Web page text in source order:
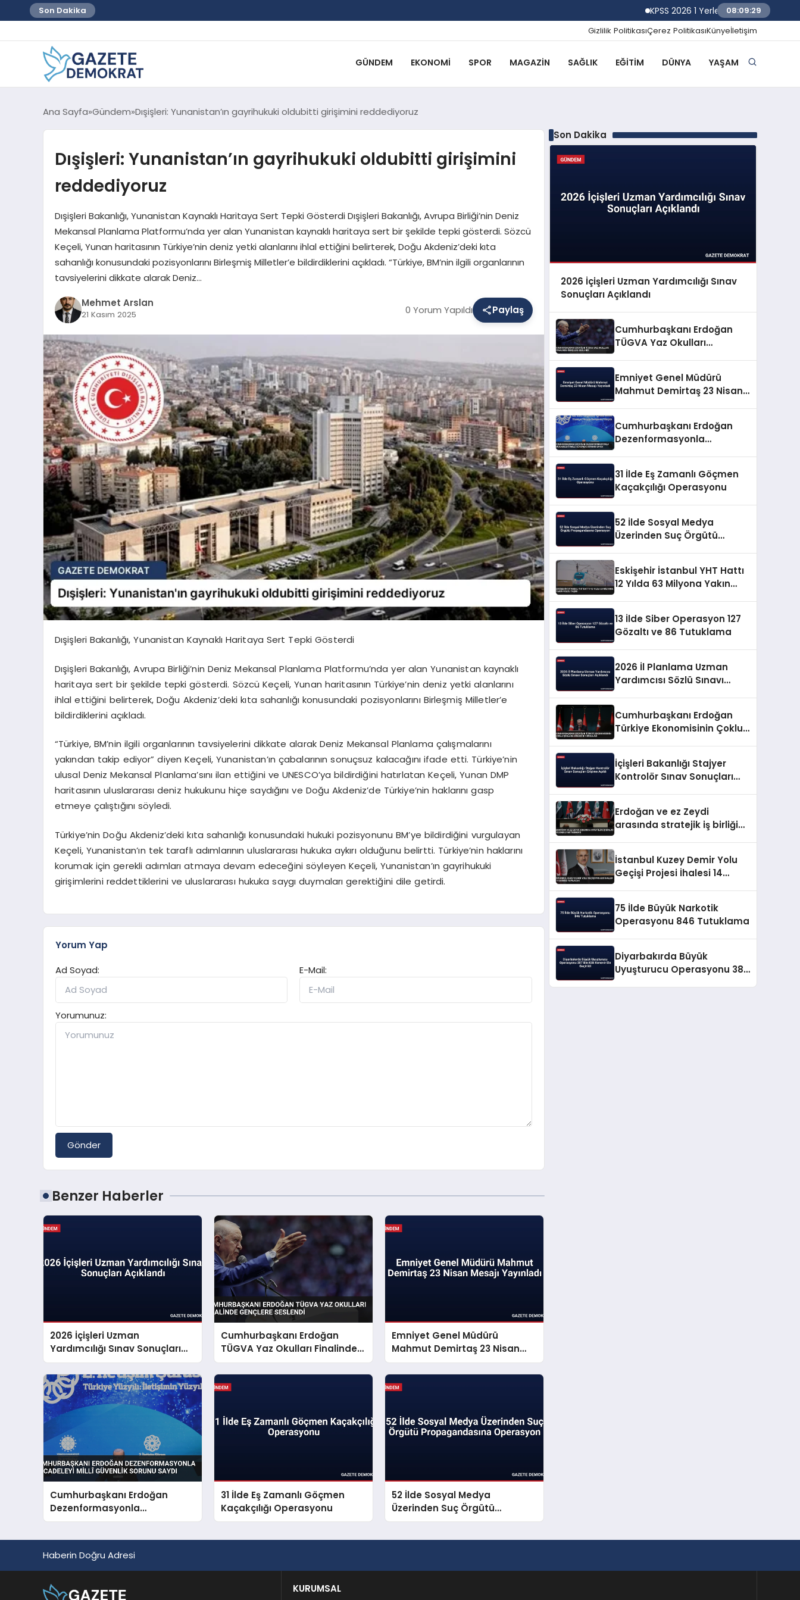
Son Dakika KPSS 2026 1 Yerleştirme Sonuçlarına
08:09:30
Gizlilik PolitikasıÇerez PolitikasıKünyeİletişim
GÜNDEM EKONOMI SPOR MAGAZIN SAĞLIK EĞITIM DÜNYA YAŞAM
Ana Sayfa Gündem Dışişleri: Yunanistan’ın gayrihukuki oldubitti girişimini reddediyoruz
Dışişleri: Yunanistan’ın gayrihukuki oldubitti girişimini
reddediyoruz
Dışişleri Bakanlığı, Yunanistan Kaynaklı Haritaya Sert Tepki Gösterdi Dışişleri Bakanlığı, Avrupa Birliği’nin Deniz
Mekansal Planlama Platformu’nda yer alan Yunanistan kaynaklı haritaya sert bir şekilde tepki gösterdi. Sözcü
Keçeli, Yunan haritasının Türkiye’nin deniz yetki alanlarını ihlal ettiğini belirterek, Doğu Akdeniz’deki kıta
sahanlığı konusundaki pozisyonlarını Birleşmiş Milletler’e bildirdiklerini açıkladı. “Türkiye, BM’nin ilgili organlarının
tavsiyelerini dikkate alarak Deniz…
Mehmet Arslan
21 Kasım 2025 0 Yorum Yapıldı Paylaş
Dışişleri Bakanlığı, Yunanistan Kaynaklı Haritaya Sert Tepki Gösterdi
Dışişleri Bakanlığı, Avrupa Birliği’nin Deniz Mekansal Planlama Platformu’nda yer alan Yunanistan kaynaklı
haritaya sert bir şekilde tepki gösterdi. Sözcü Keçeli, Yunan haritasının Türkiye’nin deniz yetki alanlarını
ihlal ettiğini belirterek, Doğu Akdeniz’deki kıta sahanlığı konusundaki pozisyonlarını Birleşmiş Milletler’e
bildirdiklerini açıkladı.
“Türkiye, BM’nin ilgili organlarının tavsiyelerini dikkate alarak Deniz Mekansal Planlama çalışmalarını
yakından takip ediyor” diyen Keçeli, Yunanistan’ın çabalarının sonuçsuz kalacağını ifade etti. Türkiye’nin
ulusal Deniz Mekansal Planlama’sını ilan ettiğini ve UNESCO’ya bildirdiğini hatırlatan Keçeli, Yunan DMP
haritasının uluslararası deniz hukukunu hiçe saydığını ve Doğu Akdeniz’de Türkiye’nin haklarını gasp
etmeye çalıştığını söyledi.
Türkiye’nin Doğu Akdeniz’deki kıta sahanlığı konusundaki hukuki pozisyonunu BM’ye bildirdiğini vurgulayan
Keçeli, Yunanistan’ın tek taraflı adımlarının uluslararası hukuka aykırı olduğunu belirtti. Türkiye’nin haklarını
korumak için gerekli adımları atmaya devam edeceğini söyleyen Keçeli, Yunanistan’ın gayrihukuki
girişimlerini reddettiklerini ve uluslararası hukuka saygı duymaları gerektiğini dile getirdi.
Yorum Yap
Ad Soyad:
E-Mail:
Yorumunuz:
Gönder
Benzer Haberler
2026 İçişleri Uzman
Yardımcılığı Sınav Sonuçları
Açıklandı
Cumhurbaşkanı Erdoğan
TÜGVA Yaz Okulları Finalinde
Gençlere Seslendi
Emniyet Genel Müdürü
Mahmut Demirtaş 23 Nisan
Mesajı Yayınladı
Cumhurbaşkanı Erdoğan
Dezenformasyonla
Mücadeleyi Millî Güvenlik
31 İlde Eş Zamanlı Göçmen
Kaçakçılığı Operasyonu
52 İlde Sosyal Medya
Üzerinden Suç Örgütü
Propagandasına Operasyon
Son Dakika
2026 İçişleri Uzman Yardımcılığı Sınav
Sonuçları Açıklandı
Cumhurbaşkanı Erdoğan
TÜGVA Yaz Okulları
Emniyet Genel Müdürü
Mahmut Demirtaş 23 Nisan
Cumhurbaşkanı Erdoğan
Dezenformasyonla
31 İlde Eş Zamanlı Göçmen
Kaçakçılığı Operasyonu
52 İlde Sosyal Medya
Üzerinden Suç Örgütü
Eskişehir İstanbul YHT Hattı
12 Yılda 63 Milyona Yakın
13 İlde Siber Operasyon 127
Gözaltı ve 86 Tutuklama
2026 İl Planlama Uzman
Yardımcısı Sözlü Sınavı
Cumhurbaşkanı Erdoğan
Türkiye Ekonomisinin Çoklu
İçişleri Bakanlığı Stajyer
Kontrolör Sınav Sonuçları
Erdoğan ve ez Zeydi
arasında stratejik iş birliği
İstanbul Kuzey Demir Yolu
Geçişi Projesi İhalesi 14
75 İlde Büyük Narkotik
Operasyonu 846 Tutuklama
Diyarbakırda Büyük
Uyuşturucu Operasyonu 387
Haberin Doğru Adresi
KURUMSAL